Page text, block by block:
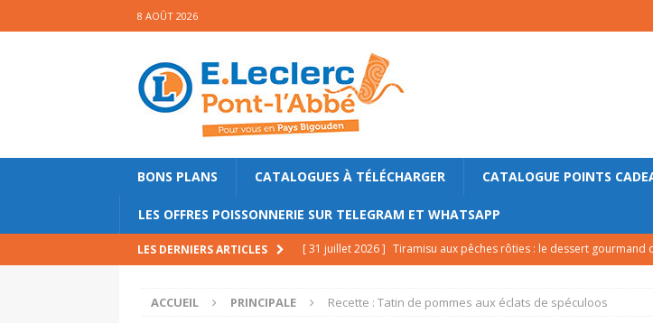
8 AOÛT 2026
BONS PLANS CATALOGUES À TÉLÉCHARGER CATALOGUE POINTS
LES OFFRES POISSONNERIE SUR TELEGRAM ET WHATSAPP
LES DERNIERS ARTICLES [ 31 juillet 2026 ] Tiramisu aux pêches rôties : le dessert gourmand
[ 23 juillet 2026 ] Salade bretonne aux pommes de terre nouvelles,
ACCUEIL PRINCIPALE Recette : Tatin de pommes aux éclats de spéculoos